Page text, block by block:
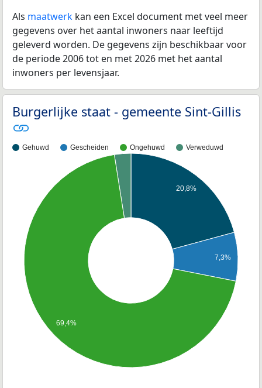
Als maatwerk kan een Excel document met veel meer
gegevens over het aantal inwoners naar leeftijd
geleverd worden. De gegevens zijn beschikbaar voor
de periode 2006 tot en met 2026 met het aantal
inwoners per levensjaar.
Burgerlijke staat - gemeente Sint-Gillis
Gehuwd Gescheiden Ongehuwd Verweduwd
20,8%
7,3%
69,4%